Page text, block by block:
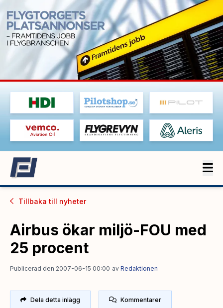
Tillbaka till nyheter
Airbus ökar miljö-FOU med
25 procent
Publicerad den 2007-06-15 00:00 av Redaktionen
Dela detta inlägg Kommentarer